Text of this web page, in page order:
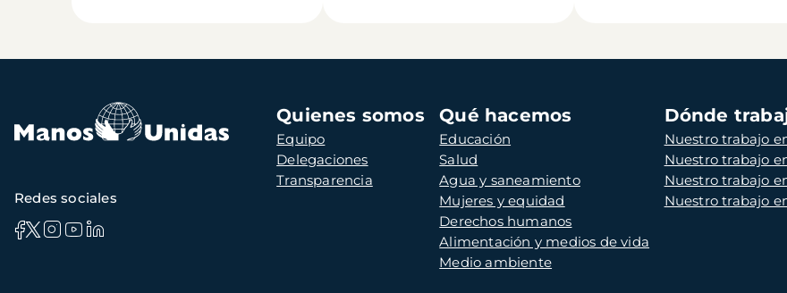
Navegación
principal
Quienes somos
Equipo
Delegaciones
Transparencia
Qué hacemos
Educación
Salud
Agua y saneamiento
Mujeres y equidad
Derechos humanos
Alimentación y medios de vida
Medio ambiente
Dónde
Nuestro trabajo
Nuestro trabajo
Nuestro trabajo
Nuestro trabajo
Redes sociales